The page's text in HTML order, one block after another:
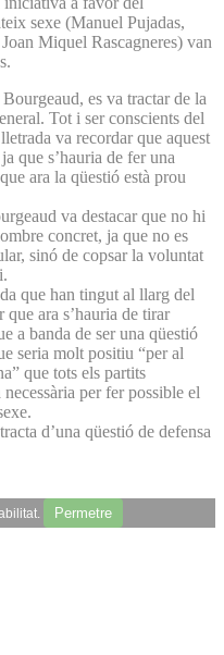
sexe (Manuel Pujadas,
Miquel Rascagneres) van
es va tractar de la
Tot i ser conscients del
va recordar que aquest
que s’hauria de fer una
ara la qüestió està prou
va destacar que no hi
concret, ja que no es
sinó de copsar la voluntat
que han tingut al llarg del
ara s’hauria de tirar
a banda de ser una qüestió
seria molt positiu “per al
que tots els partits
per fer possible el
d’una qüestió de defensa
Permetre